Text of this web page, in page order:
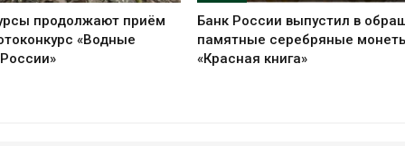
продолжают приём
«Водные
Банк России выпустил в
памятные серебряные
«Красная книга»